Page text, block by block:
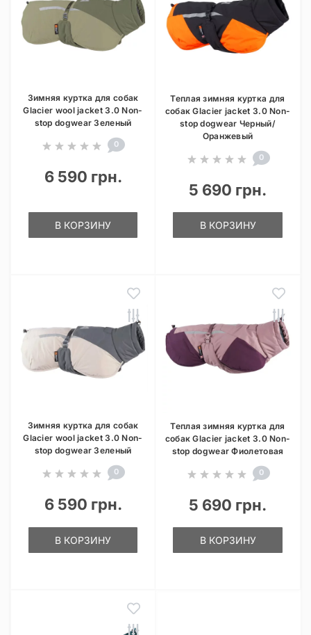
Зимняя куртка для собак
Glacier wool jacket 3.0 Non-
stop dogwear Зеленый
0
6 590 грн.
В КОРЗИНУ
Теплая зимняя куртка для
собак Glacier jacket 3.0 Non-
stop dogwear Черный/
Оранжевый
0
5 690 грн.
В КОРЗИНУ
Зимняя куртка для собак
Glacier wool jacket 3.0 Non-
stop dogwear Зеленый
0
6 590 грн.
В КОРЗИНУ
Теплая зимняя куртка для
собак Glacier jacket 3.0 Non-
stop dogwear Фиолетовая
0
5 690 грн.
В КОРЗИНУ